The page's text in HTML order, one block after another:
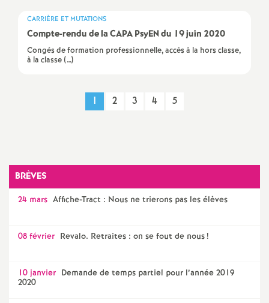
o
CARRIÈRE ET MUTATIONS
Compte-rendu de la CAPA PsyEN du 19 juin 2020
Congés de formation professionnelle, accès à la hors classe,
à la classe (…)
1 2 3 4 5
BRÈVES
24 mars Affiche-Tract : Nous ne trierons pas les élèves
08 février Revalo. Retraites : on se fout de nous!
10 janvier Demande de temps partiel pour l’année 2019
2020